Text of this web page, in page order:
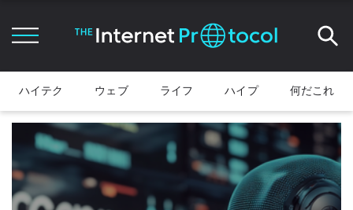
ハイテク ウェブ ライフ ハイプ 何だこれ